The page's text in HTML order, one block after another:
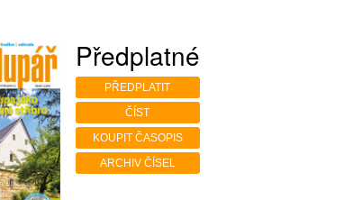
Předplatné
PŘEDPLATIT
ČÍST
KOUPIT ČASOPIS
ARCHIV ČÍSEL